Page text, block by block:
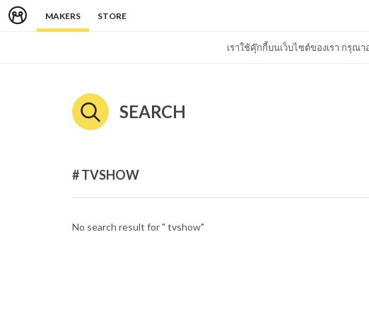
MAKERS STORE
เราใช้คุ๊กกี้บนเว็บไซต์ของเรา กรุณ
SEARCH
# TVSHOW
No search result for " tvshow"